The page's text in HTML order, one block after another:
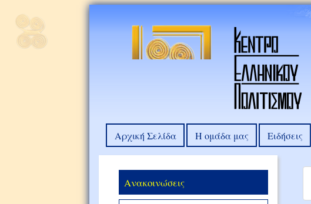
Αρχική Σελίδα Η ομάδα μας Ειδήσεις
Ανακοινώσεις